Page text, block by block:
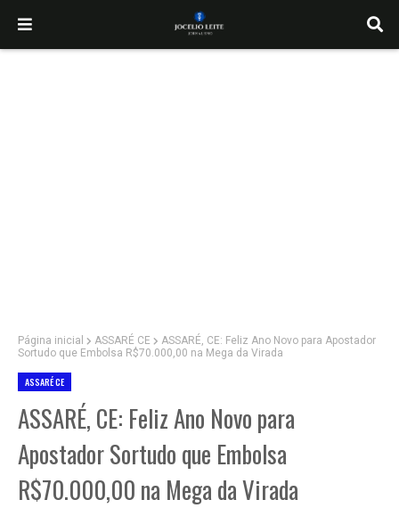
Página inicial ASSARÉ CE
ASSARÉ, CE: Feliz Ano Novo para Apostador
Sortudo que Embolsa R$70.000,00 na Mega da Virada
ASSARÉ CE
ASSARÉ, CE: Feliz Ano Novo para
Apostador Sortudo que Embolsa
R$70.000,00 na Mega da Virada